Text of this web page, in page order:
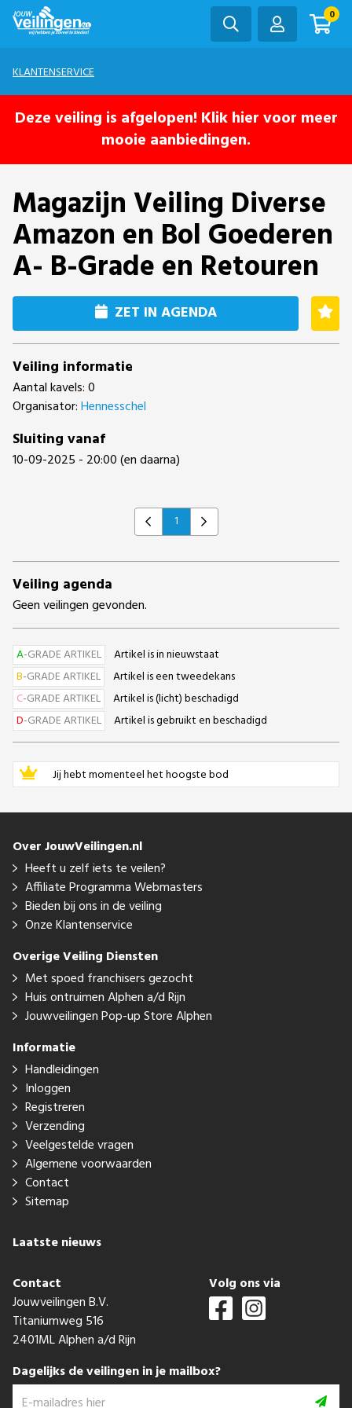
0
KLANTENSERVICE
Deze veiling is afgelopen! Klik hier voor meer
mooie aanbiedingen.
Magazijn Veiling Diverse
Amazon en Bol Goederen
A- B-Grade en Retouren
ZET IN AGENDA
Veiling informatie
Aantal kavels: 0
Organisator:Hennesschel
Sluiting vanaf
10-09-2025 - 20:00 (en daarna)
Previous
1 Next
Veiling agenda
Geen veilingen gevonden.
A-GRADE ARTIKEL
Artikel is in nieuwstaat
B-GRADE ARTIKEL
Artikel is een tweedekans
C-GRADE ARTIKEL
Artikel is (licht) beschadigd
D-GRADE ARTIKEL Artikel is gebruikt en beschadigd
Jij hebt momenteel het hoogste bod
Over JouwVeilingen.nl
Heeft u zelf iets te veilen?
Affiliate Programma Webmasters
Bieden bij ons in de veiling
Onze Klantenservice
Overige Veiling Diensten
Met spoed franchisers gezocht
Huis ontruimen Alphen a/d Rijn
Jouwveilingen Pop-up Store Alphen
Informatie
Handleidingen
Inloggen
Registreren
Verzending
Veelgestelde vragen
Algemene voorwaarden
Contact
Sitemap
Laatste nieuws
Contact
Jouwveilingen B.V.
Titaniumweg 516
2401ML Alphen a/d Rijn
Volg ons via
Dagelijks de veilingen in je mailbox?